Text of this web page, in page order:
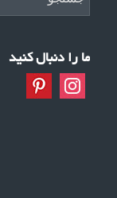
ما را دنبال کنید